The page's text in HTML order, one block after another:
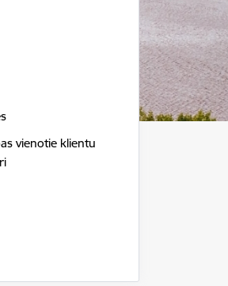
vienotie klientu